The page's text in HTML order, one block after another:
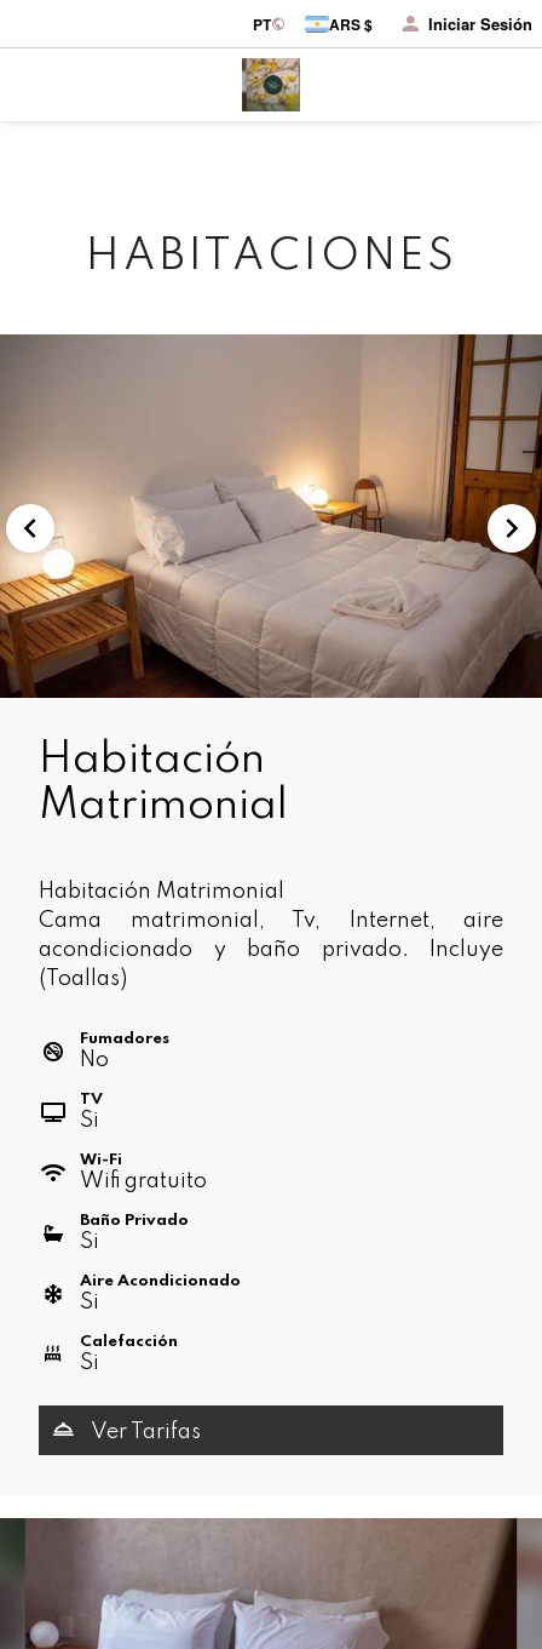
PT ARS $ Iniciar Sesión
HABITACIONES
Habitación
Matrimonial
Habitación Matrimonial
Cama matrimonial, Tv, Internet, aire
acondicionado y baño privado. Incluye
(Toallas)
Fumadores
No
TV
Si
Wi-Fi
Wifi gratuito
Baño Privado
Si
Aire Acondicionado
Si
Calefacción
Si
Ver Tarifas